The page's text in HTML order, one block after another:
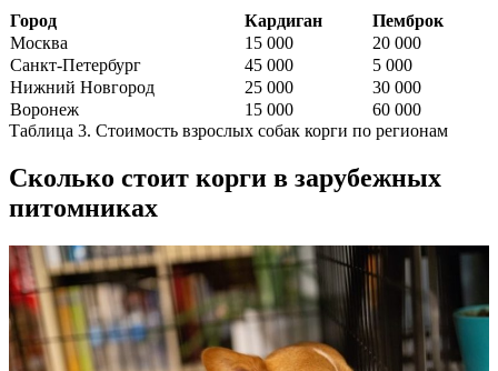
Город Кардиган
Пемброк
Москва
15 000
20 000
Санкт-Петербург
45 000
5 000
Нижний Новгород
25 000
30 000
Воронеж
15 000
60 000
Таблица 3. Стоимость взрослых собак корги по регионам
Сколько стоит корги в зарубежных
питомниках